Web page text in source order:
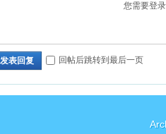
您需要登
发表回复 回帖后跳转到最后一页